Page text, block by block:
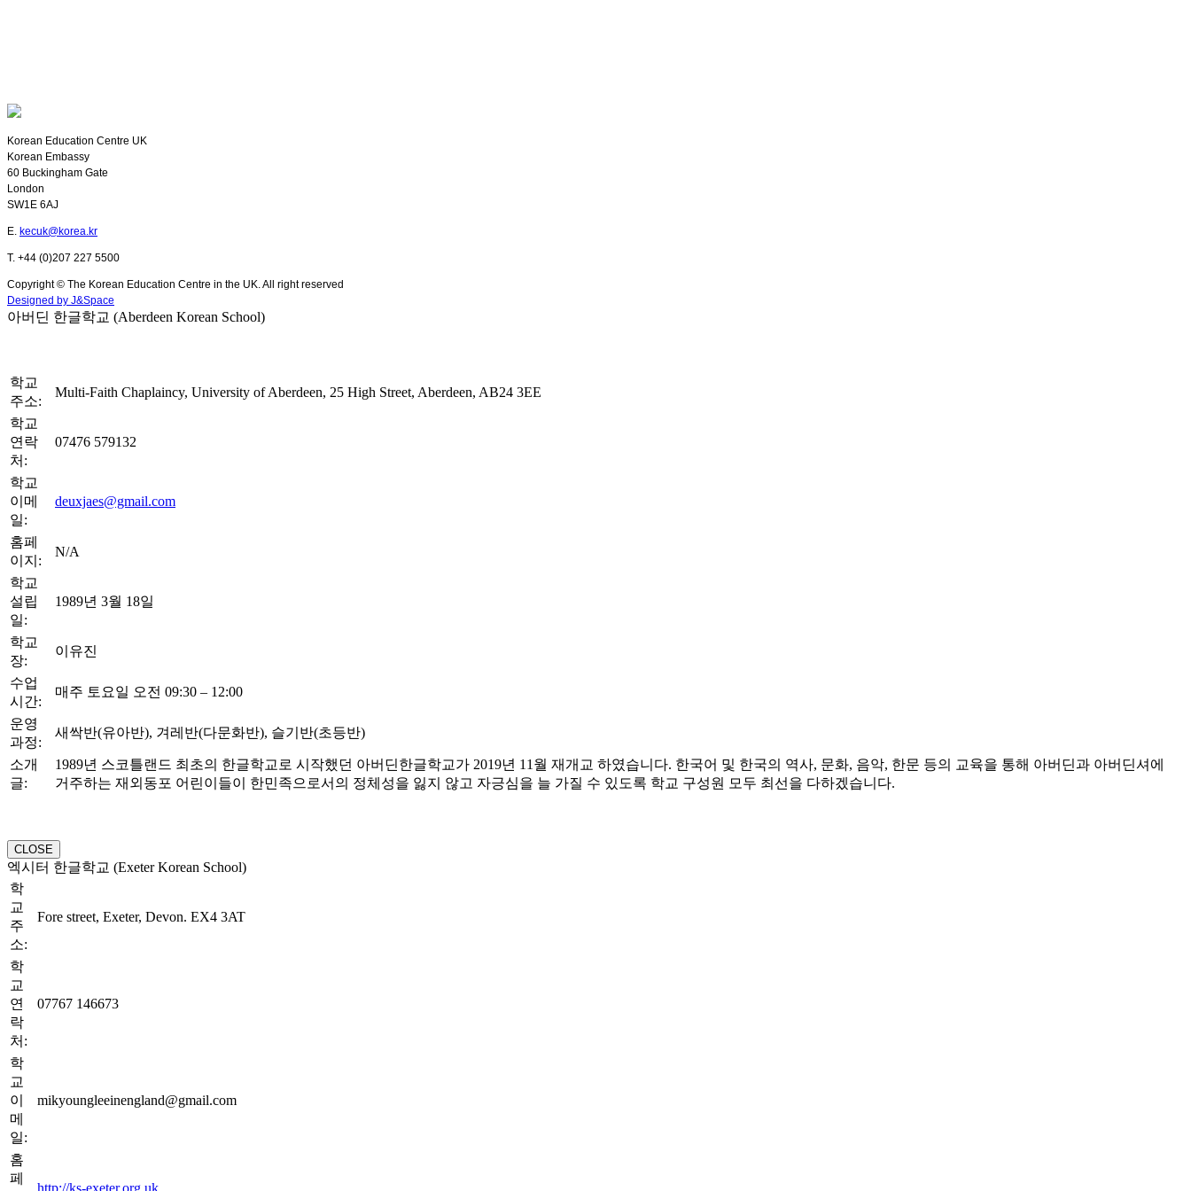
Korean Education Centre UK
Korean Embassy
60 Buckingham Gate
London
SW1E 6AJ
E. kecuk@korea.kr
T. +44 (0)207 227 5500
Copyright © The Korean Education Centre in the UK. All right reserved
Designed by J&Space
아버딘 한글학교 (Aberdeen Korean School)
학교
주소:
Multi-Faith Chaplaincy, University of Aberdeen, 25 High Street, Aberdeen, AB24 3EE
학교
연락
처:
07476 579132
학교
이메
일:
deuxjaes@gmail.com
홈페
이지:
N/A
학교
설립
일:
1989년 3월 18일
학교
장:
이유진
수업
시간:
매주 토요일 오전 09:30 – 12:00
운영
과정:
새싹반(유아반), 겨레반(다문화반), 슬기반(초등반)
소개
글:
1989년 스코틀랜드 최초의 한글학교로 시작했던 아버딘한글학교가 2019년 11월 재개교 하였습니다. 한국어 및 한국의 역사, 문화, 음악, 한문 등의 교육을 통해 아버딘과 아버딘셔에
거주하는 재외동포 어린이들이 한민족으로서의 정체성을 잃지 않고 자긍심을 늘 가질 수 있도록 학교 구성원 모두 최선을 다하겠습니다.
CLOSE
엑시터 한글학교 (Exeter Korean School)
학
교
주
소:
Fore street, Exeter, Devon. EX4 3AT
학
교
연
락
처:
07767 146673
학
교
이
메
일:
mikyoungleeinengland@gmail.com
홈
페
http://ks-exeter.org.uk